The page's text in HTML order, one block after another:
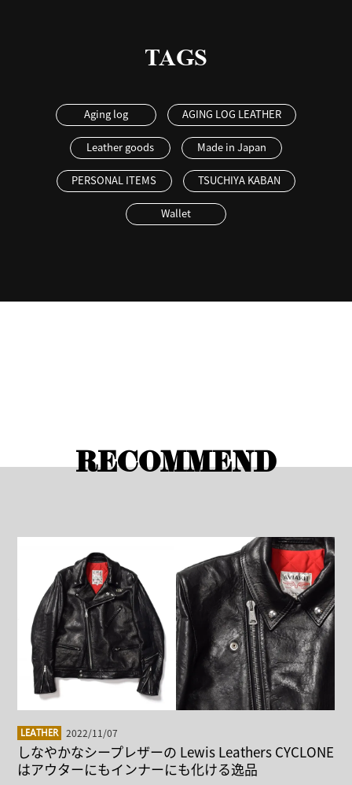
TAGS
Aging log AGING LOG LEATHER
Leather goods Made in Japan
PERSONAL ITEMS TSUCHIYA KABAN
Wallet
RECOMMEND
LEATHER 2022/11/07
しなやかなシープレザーの Lewis Leathers CYCLONE
はアウターにもインナーにも化ける逸品